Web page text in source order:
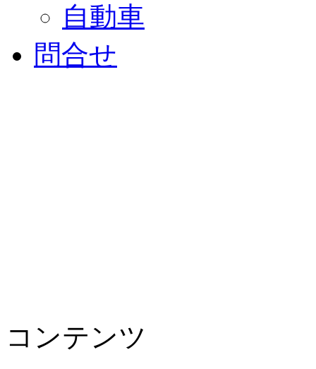
自動車
問合せ
コンテンツ